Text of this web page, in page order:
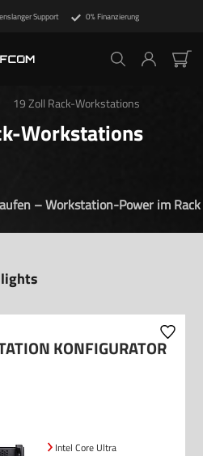
Support 0% Finanzierung
19 Zoll Rack-Workstations
Workstations
– Workstation-Power im Rack
KONFIGURATOR
Intel Core Ultra